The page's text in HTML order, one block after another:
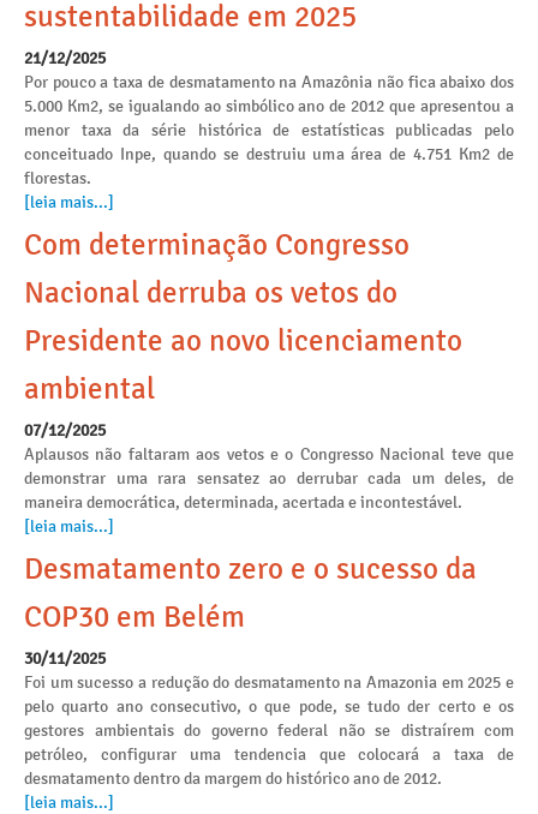
sustentabilidade em 2025
21/12/2025
Por pouco a taxa de desmatamento na Amazônia não fica abaixo dos
5.000 Km2, se igualando ao simbólico ano de 2012 que apresentou a
menor taxa da série histórica de estatísticas publicadas pelo
conceituado Inpe, quando se destruiu uma área de 4.751 Km2 de
florestas.
[leia mais...]
Com determinação Congresso
Nacional derruba os vetos do
Presidente ao novo licenciamento
ambiental
07/12/2025
Aplausos não faltaram aos vetos e o Congresso Nacional teve que
demonstrar uma rara sensatez ao derrubar cada um deles, de
maneira democrática, determinada, acertada e incontestável.
[leia mais...]
Desmatamento zero e o sucesso da
COP30 em Belém
30/11/2025
Foi um sucesso a redução do desmatamento na Amazonia em 2025 e
pelo quarto ano consecutivo, o que pode, se tudo der certo e os
gestores ambientais do governo federal não se distraírem com
petróleo, configurar uma tendencia que colocará a taxa de
desmatamento dentro da margem do histórico ano de 2012.
[leia mais...]